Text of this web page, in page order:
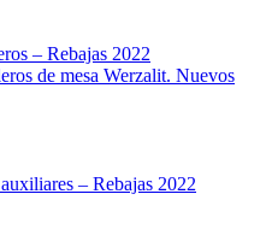
– Rebajas 2022
de mesa Werzalit. Nuevos
– Rebajas 2022